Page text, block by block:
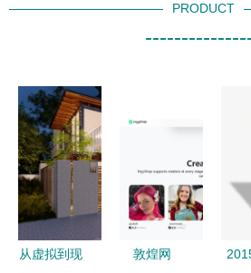
PRODUCT
从虚拟到现
敦煌网